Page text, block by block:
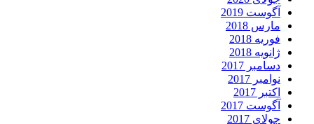
آگوست 2019
مارس 2018
فوریه 2018
ژانویه 2018
دسامبر 2017
نوامبر 2017
اکتبر 2017
آگوست 2017
جولای 2017